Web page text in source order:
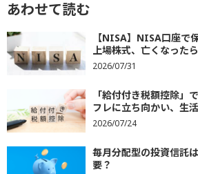
あわせて読む
【NISA】NISA口座で
上場株式、亡くなった
2026/07/31
「給付付き税額控除」
フレに立ち向かい、生
2026/07/24
毎月分配型の投資信託
要？